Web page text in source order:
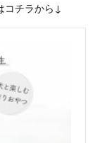
コチラから↓